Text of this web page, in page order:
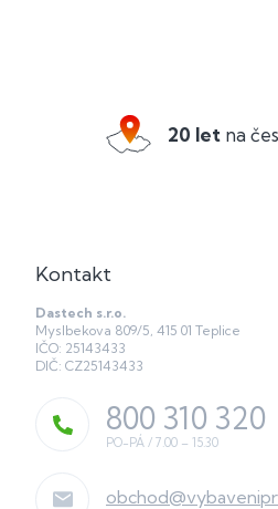
20 let na
Kontakt
Dastech s.r.o.
Myslbekova 809/5, 415 01 Teplice
IČO: 25143433
DIČ: CZ25143433
obchod@
800 310 320